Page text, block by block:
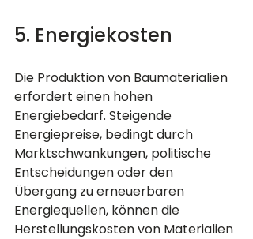
5. Energiekosten
Die Produktion von Baumaterialien
erfordert einen hohen
Energiebedarf. Steigende
Energiepreise, bedingt durch
Marktschwankungen, politische
Entscheidungen oder den
Übergang zu erneuerbaren
Energiequellen, können die
Herstellungskosten von Materialien